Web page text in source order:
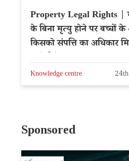
Property Legal Rights |
के बिना मृत्यु होने पर बच्चों के
किसको संपत्ति का अधिकार
Knowledge centre
Sponsored